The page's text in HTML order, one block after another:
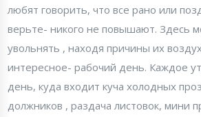
любят говорить, что все рано или
верьте- никого не повышают. Здесь
увольнять , находя причины их
интересное- рабочий день. Каждое
день, куда входит куча холодных
должников , раздача листовок, мини